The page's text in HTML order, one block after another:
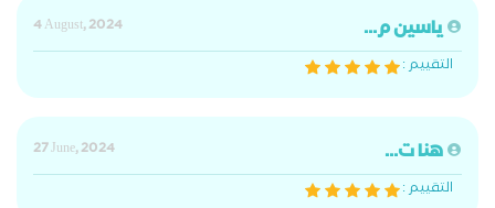
ياسين م...
4 August, 2024
التقييم :
هنا ت...
27 June, 2024
التقييم :